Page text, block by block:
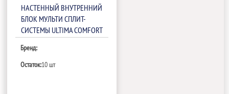
НАСТЕННЫЙ ВНУТРЕННИЙ
БЛОК МУЛЬТИ СПЛИТ-
СИСТЕМЫ ULTIMA COMFORT
ECM12PN
Бренд:
Остаток:10 шт